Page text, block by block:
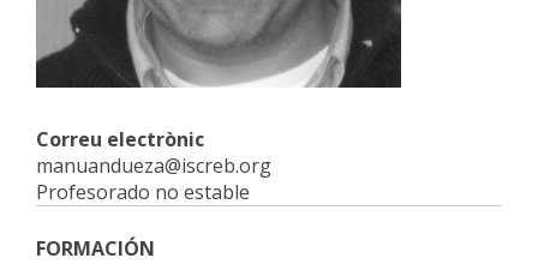
Correu electrònic
manuandueza@iscreb.org
Profesorado no estable
FORMACIÓN